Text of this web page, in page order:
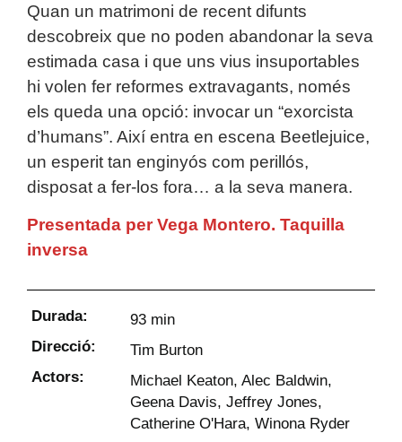
Quan un matrimoni de recent difunts
descobreix que no poden abandonar la seva
estimada casa i que uns vius insuportables
hi volen fer reformes extravagants, només
els queda una opció: invocar un “exorcista
d’humans”. Així entra en escena Beetlejuice,
un esperit tan enginyós com perillós,
disposat a fer-los fora… a la seva manera.
Presentada per Vega Montero. Taquilla
inversa
Durada:
93 min
Direcció:
Tim Burton
Actors:
Michael Keaton, Alec Baldwin,
Geena Davis, Jeffrey Jones,
Catherine O'Hara, Winona Ryder